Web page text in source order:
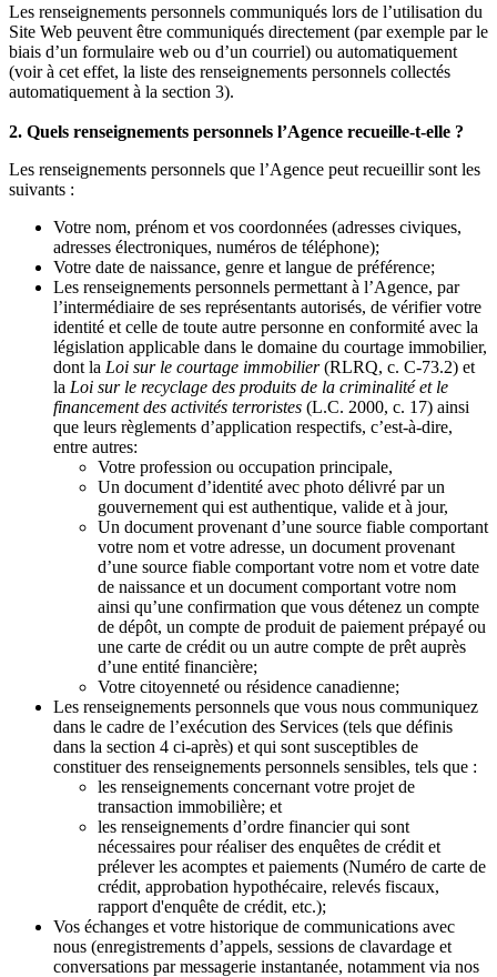
Les renseignements personnels communiqués lors de l’utilisation du
Site Web peuvent être communiqués directement (par exemple par le
biais d’un formulaire web ou d’un courriel) ou automatiquement
(voir à cet effet, la liste des renseignements personnels collectés
automatiquement à la section 3).
2. Quels renseignements personnels l’Agence recueille-t-elle ?
Les renseignements personnels que l’Agence peut recueillir sont les
suivants :
Votre nom, prénom et vos coordonnées (adresses civiques,
adresses électroniques, numéros de téléphone);
Votre date de naissance, genre et langue de préférence;
Les renseignements personnels permettant à l’Agence, par
l’intermédiaire de ses représentants autorisés, de vérifier votre
identité et celle de toute autre personne en conformité avec la
législation applicable dans le domaine du courtage immobilier,
dont la Loi sur le courtage immobilier(RLRQ, c. C-73.2) et
la Loi sur le recyclage des produits de la criminalité et le
financement des activités terroristes (L.C. 2000, c. 17) ainsi
que leurs règlements d’application respectifs, c’est-à-dire,
entre autres:
Votre profession ou occupation principale,
Un document d’identité avec photo délivré par un
gouvernement qui est authentique, valide et à jour,
Un document provenant d’une source fiable comportant
votre nom et votre adresse, un document provenant
d’une source fiable comportant votre nom et votre date
de naissance et un document comportant votre nom
ainsi qu’une confirmation que vous détenez un compte
de dépôt, un compte de produit de paiement prépayé ou
une carte de crédit ou un autre compte de prêt auprès
d’une entité financière;
Votre citoyenneté ou résidence canadienne;
Les renseignements personnels que vous nous communiquez
dans le cadre de l’exécution des Services (tels que définis
dans la section 4 ci-après) et qui sont susceptibles de
constituer des renseignements personnels sensibles, tels que :
les renseignements concernant votre projet de
transaction immobilière; et
les renseignements d’ordre financier qui sont
nécessaires pour réaliser des enquêtes de crédit et
prélever les acomptes et paiements (Numéro de carte de
crédit, approbation hypothécaire, relevés fiscaux,
rapport d'enquête de crédit, etc.);
Vos échanges et votre historique de communications avec
nous (enregistrements d’appels, sessions de clavardage et
conversations par messagerie instantanée, notamment via nos